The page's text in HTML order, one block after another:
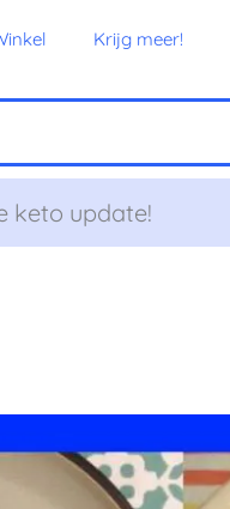
Krijg meer!
keto update!